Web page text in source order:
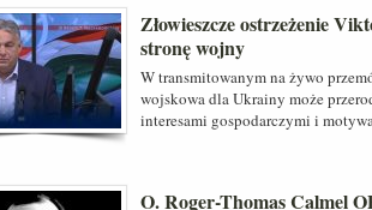
Złowieszcze ostrzeżenie
stronę wojny
W transmitowanym na żywo
wojskowa dla Ukrainy może
interesami gospodarczymi i
O. Roger-Thomas Calmel